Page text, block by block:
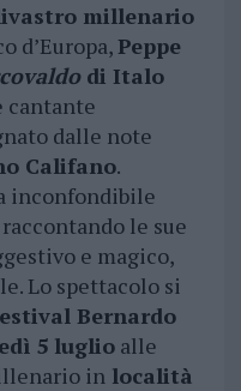
millenario
d’Europa,Peppe
di Italo
cantante
dalle note
Califano.
inconfondibile
le sue
e magico,
Lo spettacolo si
Bernardo
5 luglioalle
inlocalità